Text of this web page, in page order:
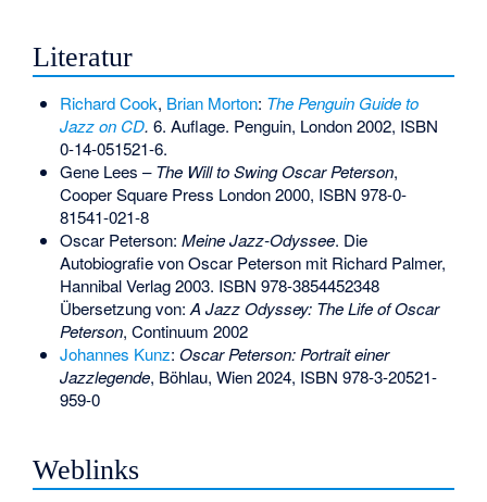
Literatur
Richard Cook, Brian Morton: The Penguin Guide to
Jazz on CD. 6. Auflage. Penguin, London 2002, ISBN
0-14-051521-6.
Gene Lees –The Will to Swing Oscar Peterson,
Cooper Square Press London 2000, ISBN 978-0-
81541-021-8
Oscar Peterson: Meine Jazz-Odyssee. Die
Autobiografie von Oscar Peterson mit Richard Palmer,
Hannibal Verlag 2003. ISBN 978-3854452348
Übersetzung von: A Jazz Odyssey: The Life of Oscar
Peterson, Continuum 2002
Johannes Kunz: Oscar Peterson: Portrait einer
Jazzlegende, Böhlau, Wien 2024, ISBN 978-3-20521-
959-0
Weblinks